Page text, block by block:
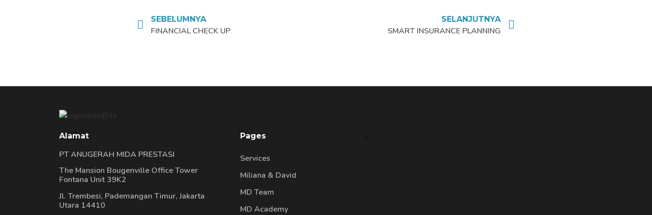
SEBELUMNYA
FINANCIAL CHECK UP
SELANJUTNYA
SMART INSURANCE PLANNING
Alamat
PT ANUGERAH MIDA PRESTASI
The Mansion Bougenville Office Tower
Fontana Unit 39K2
Jl. Trembesi, Pademangan Timur, Jakarta
Utara 14410
Pages
Services
Miliana & David
MD Team
MD Academy
.